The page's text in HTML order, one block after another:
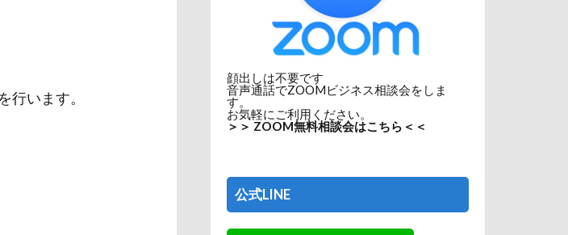
行います。
顔出しは不要です
音声通話でZOOMビジネス相談会をしま
す。
お気軽にご利用ください。
＞＞ ZOOM無料相談会はこちら＜＜
公式LINE